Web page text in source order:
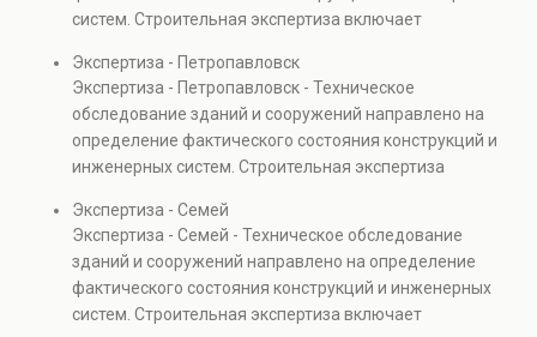
технических проверках.
систем. Строительная экспертиза включает
элементов и оценку эксплуатационной безопасности.
Услуга востребована при покупке недвижимости,
капитальном ремонте и реконструкции объектов, а
также при судебных разбирательствах и технических
проверках.
Экспертиза - Петропавловск
Экспертиза - Петропавловск - Техническое
обследование зданий и сооружений направлено на
определение фактического состояния конструкций и
инженерных систем. Строительная экспертиза
прочности элементов и оценку эксплуатационной
безопасности. Услуга востребована при покупке
недвижимости, капитальном ремонте и реконструкции
объектов, а также при судебных разбирательствах и
технических проверках.
Экспертиза - Семей
Экспертиза - Семей - Техническое обследование
зданий и сооружений направлено на определение
фактического состояния конструкций и инженерных
систем. Строительная экспертиза включает